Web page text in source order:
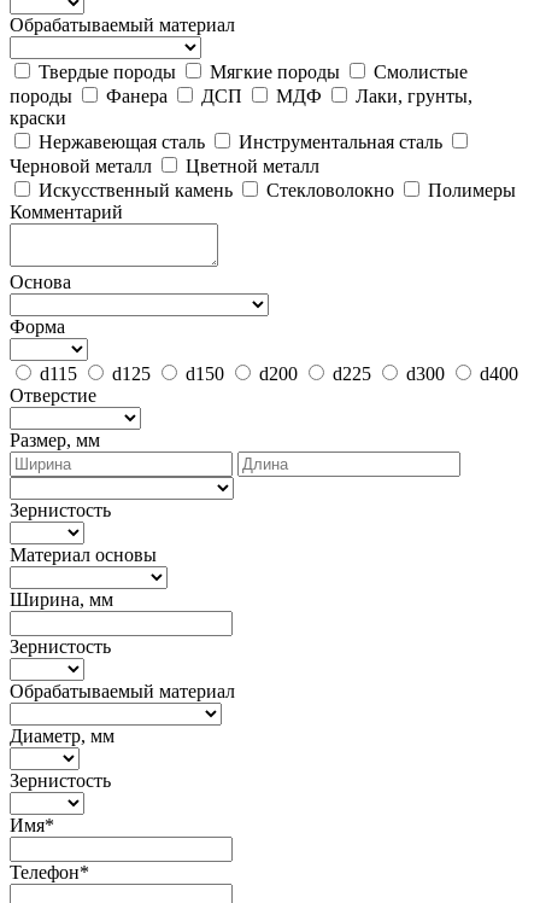
Обрабатываемый материал
Твердые породы Мягкие породы
Смолистые
породы
Фанера ДСП МДФ
Лаки, грунты,
краски
Нержавеющая сталь
Инструментальная сталь
Черновой металл
Цветной металл
Искусственный камень
Стекловолокно
Полимеры
Комментарий
Основа
Форма
d115 d125 d150 d200 d225 d300
d400
Отверстие
Размер, мм
Зернистость
Материал основы
Ширина, мм
Зернистость
Обрабатываемый материал
Диаметр, мм
Зернистость
Имя*
Телефон*